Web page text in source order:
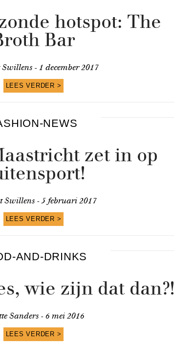
hotspot: The
Bar
- 1 december 2017
LEES VERDER >
NEWS
zet in op
Swillens -5 februari 2017
LEES VERDER >
AND-DRINKS
wie zijn dat dan?!
Sanders - 6 mei 2016
LEES VERDER >